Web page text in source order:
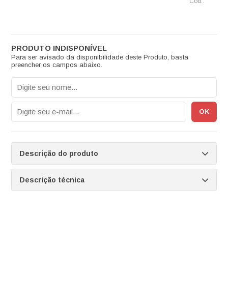
Para ser avisado da disponibilidade deste Produto, basta
preencher os campos abaixo.
Descrição do produto
Descrição técnica